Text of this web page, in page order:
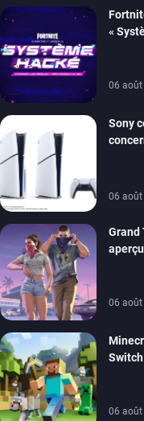
«
06
Sony
06 août
Grand
06
06